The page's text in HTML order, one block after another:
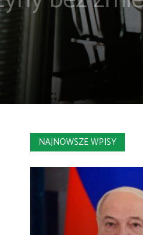
NAJNOWSZE WPISY